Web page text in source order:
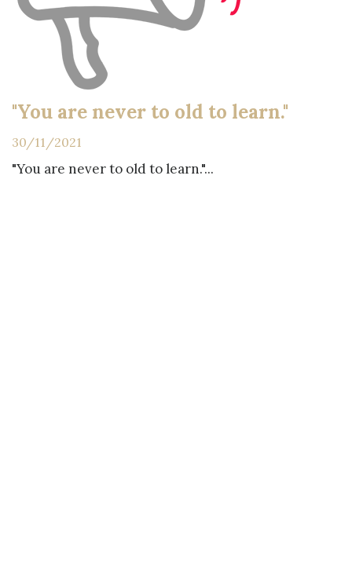
"You are never to old to learn."
30/11/2021
"You are never to old to learn."...